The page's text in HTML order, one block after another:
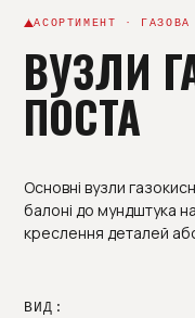
АСОРТИМЕНТ · ГАЗОВА
ВУЗЛИ
ПОСТА
Основні вузли
балоні до мундштука
креслення деталей
ВИД: